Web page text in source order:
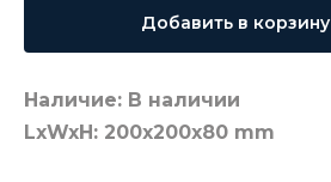
Добавить в корзину
Наличие: В наличии
LxWxH: 200x200x80 mm